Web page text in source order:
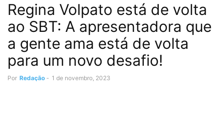
Regina Volpato está de volta
ao SBT: A apresentadora que
a gente ama está de volta
para um novo desafio!
Por Redação - 1 de novembro, 2023